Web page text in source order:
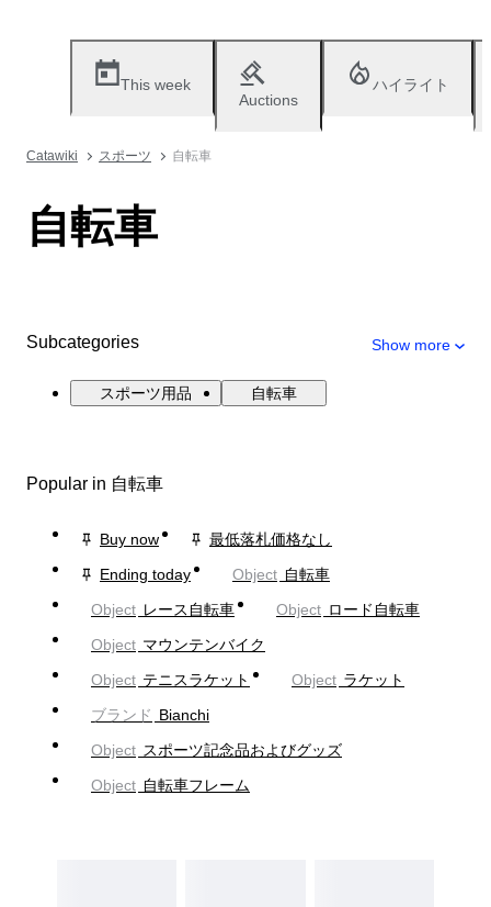
This week
Auctions
ハイライト
Catawiki スポーツ 自転車
自転車
Subcategories Show more
スポーツ用品 自転車
Popular in 自転車
Buy now
最低落札価格なし
Ending today
Object 自転車
Object レース自転車 Object ロード自転車
Object マウンテンバイク
Object テニスラケット Object ラケット
ブランド Bianchi
Object スポーツ記念品およびグッズ
Object 自転車フレーム